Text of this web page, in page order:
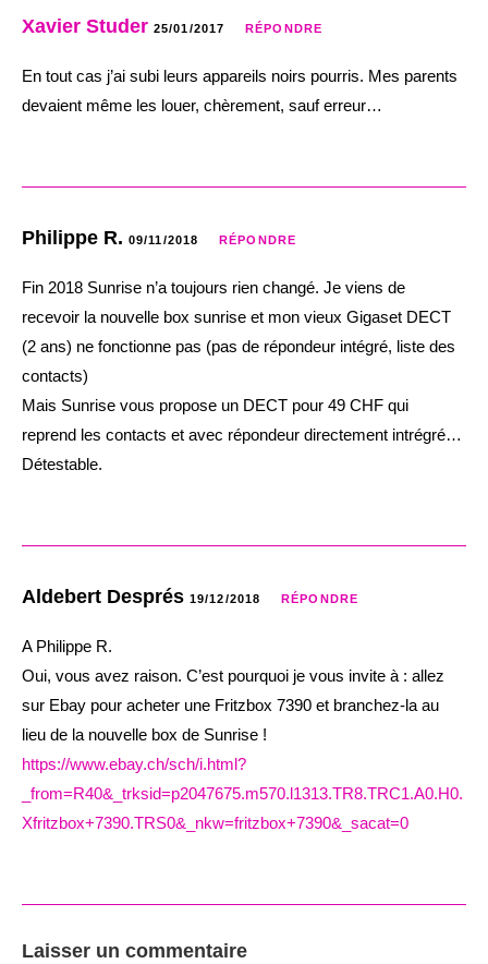
Xavier Studer 25/01/2017 RÉPONDRE
En tout cas j’ai subi leurs appareils noirs pourris. Mes parents
devaient même les louer, chèrement, sauf erreur…
Philippe R. 09/11/2018 RÉPONDRE
Fin 2018 Sunrise n’a toujours rien changé. Je viens de
recevoir la nouvelle box sunrise et mon vieux Gigaset DECT
(2 ans) ne fonctionne pas (pas de répondeur intégré, liste des
contacts)
Mais Sunrise vous propose un DECT pour 49 CHF qui
reprend les contacts et avec répondeur directement intrégré…
Détestable.
Aldebert Després 19/12/2018 RÉPONDRE
A Philippe R.
Oui, vous avez raison. C’est pourquoi je vous invite à : allez
sur Ebay pour acheter une Fritzbox 7390 et branchez-la au
lieu de la nouvelle box de Sunrise !
https://www.ebay.ch/sch/i.html?
_from=R40&_trksid=p2047675.m570.l1313.TR8.TRC1.A0.H0.
Xfritzbox+7390.TRS0&_nkw=fritzbox+7390&_sacat=0
Laisser un commentaire